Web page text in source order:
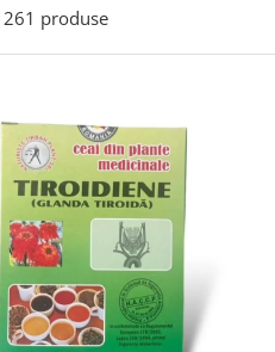
261 produse